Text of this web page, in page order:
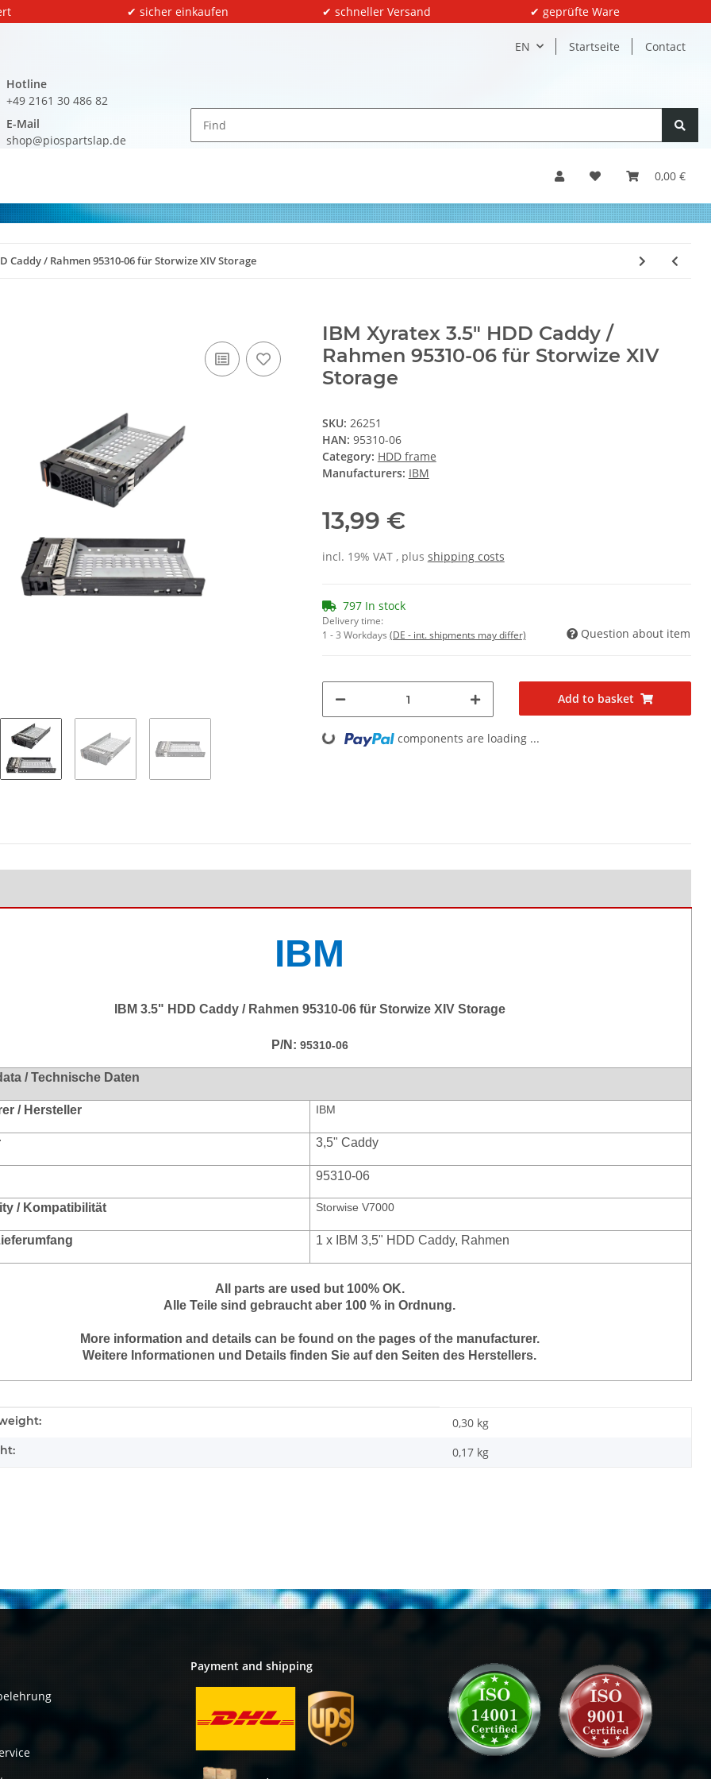
✔ sicher einkaufen ✔ schneller Versand ✔ geprüfte Ware
EN Startseite Contact
Hotline
+49 2161 30 486 82
E-Mail
shop@piospartslap.de
0,00 €
Caddy / Rahmen 95310-06 für Storwize XIV Storage
IBM Xyratex 3.5" HDD Caddy /
Rahmen 95310-06 für Storwize XIV
Storage
SKU: 26251
HAN: 95310-06
Category: HDD frame
Manufacturers: IBM
13,99 €
incl. 19% VAT , plus shipping costs
797 In stock
Delivery time:
1 - 3 Workdays (DE - int. shipments may differ) Question about item
Add to basket
Loading... components are loading ...
IBM
IBM 3.5" HDD Caddy / Rahmen 95310-06 für Storwize XIV Storage
P/N: 95310-06
/ Technische Daten
/ Hersteller IBM
3,5" Caddy
95310-06
/ Kompatibilität Storwise V7000
1 x IBM 3,5" HDD Caddy, Rahmen
All parts are used but 100% OK.
Alle Teile sind gebraucht aber 100 % in Ordnung.
More information and details can be found on the pages of the manufacturer.
Weitere Informationen und Details finden Sie auf den Seiten des Herstellers.
0,30 kg
0,17 kg
Payment and shipping